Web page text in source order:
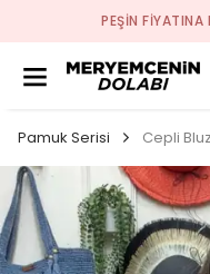
PEŞİN FİYATINA
Pamuk Serisi Cepli Bluz